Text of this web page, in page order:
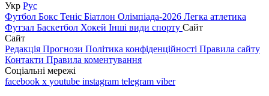
Укр Рус
Футбол Бокс Теніс Біатлон Олімпіада-2026 Легка атлетика
Футзал Баскетбол Хокей Інші види спорту Сайт
Сайт
Редакція Прогнози Політика конфіденційності Правила сайту
Контакти Правила коментування
Соціальні мережі
facebook x youtube instagram telegram viber